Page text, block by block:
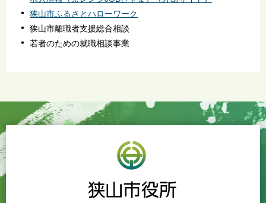
狭山市ふるさとハローワーク
狭山市離職者支援総合相談
若者のための就職相談事業